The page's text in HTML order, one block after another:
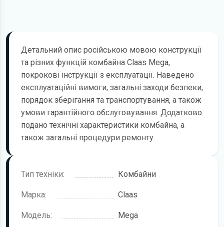
Детальний опис російською мовою конструкції
та різних функцій комбайна Claas Mega,
покрокові інструкції з експлуатації. Наведено
експлуатаційні вимоги, загальні заходи безпеки,
порядок зберігання та транспортування, а також
умови гарантійного обслуговування. Додатково
подано технічні характеристики комбайна, а
також загальні процедури ремонту.
Тип техніки: Комбайни
Марка: Claas
Модель: Mega